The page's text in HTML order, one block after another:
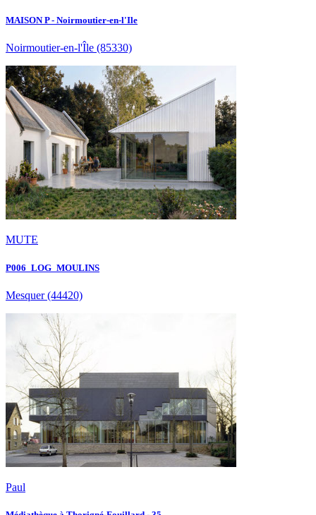
MAISON P - Noirmoutier-en-l'Ile
Noirmoutier-en-l'Île (85330)
MUTE
P006_LOG_MOULINS
Mesquer(44420)
Paul